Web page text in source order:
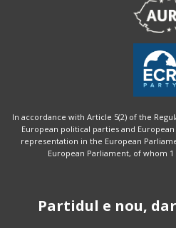
In accordance with Article 5(2) of the
European political parties and
representation in the European
European Parliament, of whom 1
Partidul e nou,